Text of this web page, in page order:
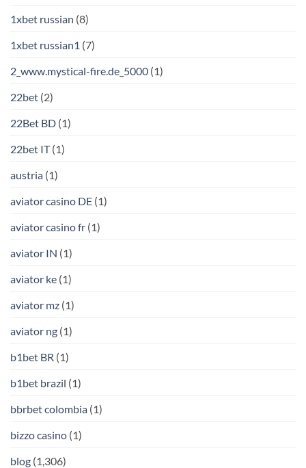
1xbet russian (8)
1xbet russian1 (7)
2_www.mystical-fire.de_5000 (1)
22bet (2)
22Bet BD (1)
22bet IT(1)
austria (1)
aviator casino DE (1)
aviator casino fr (1)
aviator IN (1)
aviator ke (1)
aviator mz (1)
aviator ng (1)
b1bet BR (1)
b1bet brazil (1)
bbrbet colombia (1)
bizzo casino (1)
blog (1,306)